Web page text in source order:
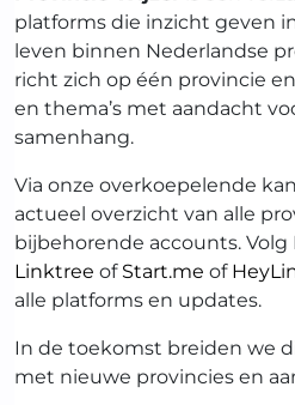
platforms die inzicht geven
leven binnen Nederlandse
richt zich op één provincie
en thema’s met aandacht
samenhang.
Via onze overkoepelende
actueel overzicht van alle
bijbehorende accounts. Volg
Linktree of Start.me of
alle platforms en updates.
In de toekomst breiden we
met nieuwe provincies en